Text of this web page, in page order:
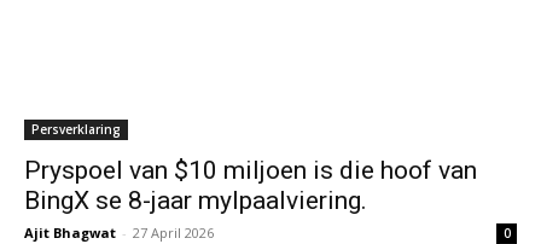
Persverklaring
Pryspoel van $10 miljoen is die hoof van
BingX se 8-jaar mylpaalviering.
Ajit Bhagwat - 27 April 2026 0